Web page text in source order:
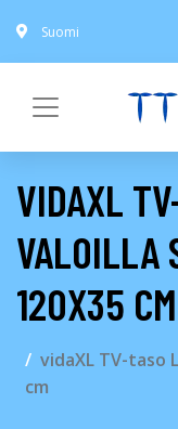
Suomi
VIDAXL
VALOILLA
120X35 CM
vidaXL TV-taso
cm